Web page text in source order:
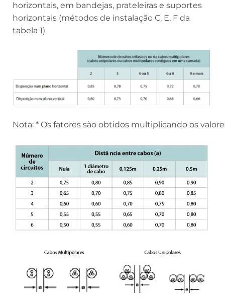
horizontais, em bandejas, prateleiras e suportes
horizontais (métodos de instalação C, E, F da
tabela 1)
Nota: * Os fatores são obtidos multiplicando os